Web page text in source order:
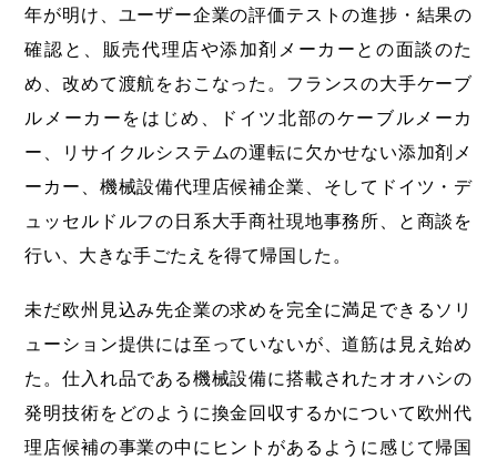
年が明け、ユーザー企業の評価テストの進捗・結果の
確認と、販売代理店や添加剤メーカーとの面談のた
め、改めて渡航をおこなった。フランスの大手ケーブ
ルメーカーをはじめ、ドイツ北部のケーブルメーカ
ー、リサイクルシステムの運転に欠かせない添加剤メ
ーカー、機械設備代理店候補企業、そしてドイツ・デ
ュッセルドルフの日系大手商社現地事務所、と商談を
行い、大きな手ごたえを得て帰国した。
未だ欧州見込み先企業の求めを完全に満足できるソリ
ューション提供には至っていないが、道筋は見え始め
た。仕入れ品である機械設備に搭載されたオオハシの
発明技術をどのように換金回収するかについて欧州代
理店候補の事業の中にヒントがあるように感じて帰国